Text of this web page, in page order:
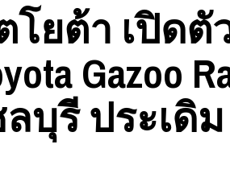
โยต้า เปิด
Gazoo
ลบุรี ประเดิ